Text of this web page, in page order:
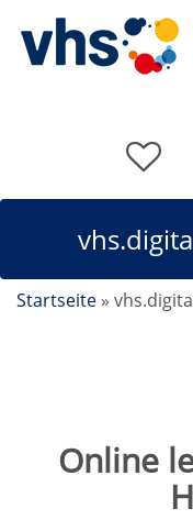
Startseite »
Online